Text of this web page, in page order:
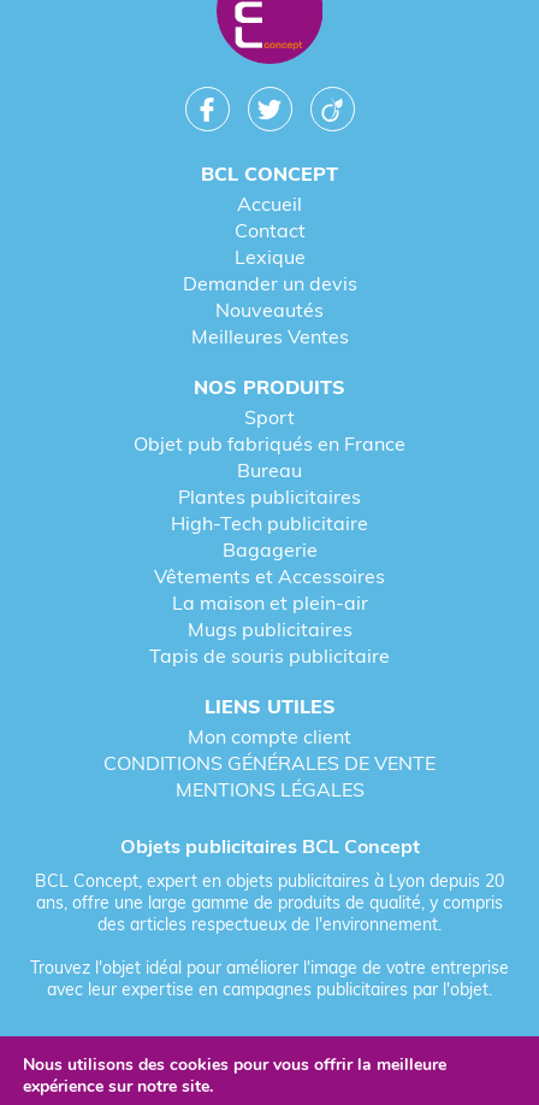
BCL CONCEPT
Accueil
Contact
Lexique
Demander un devis
Nouveautés
Meilleures Ventes
NOS PRODUITS
Sport
Objet pub fabriqués en France
Bureau
Plantes publicitaires
High-Tech publicitaire
Bagagerie
Vêtements et Accessoires
La maison et plein-air
Mugs publicitaires
Tapis de souris publicitaire
LIENS UTILES
Mon compte client
CONDITIONS GÉNÉRALES DE VENTE
MENTIONS LÉGALES
Objets publicitaires BCL Concept
BCL Concept, expert en objets publicitaires à Lyon depuis 20
ans, offre une large gamme de produits de qualité, y compris
des articles respectueux de l'environnement.
Trouvez l'objet idéal pour améliorer l'image de votre entreprise
avec leur expertise en campagnes publicitaires par l'objet.
Fièrement forgé par Les Vikings
Nous utilisons des cookies pour vous offrir la meilleure
expérience sur notre site.